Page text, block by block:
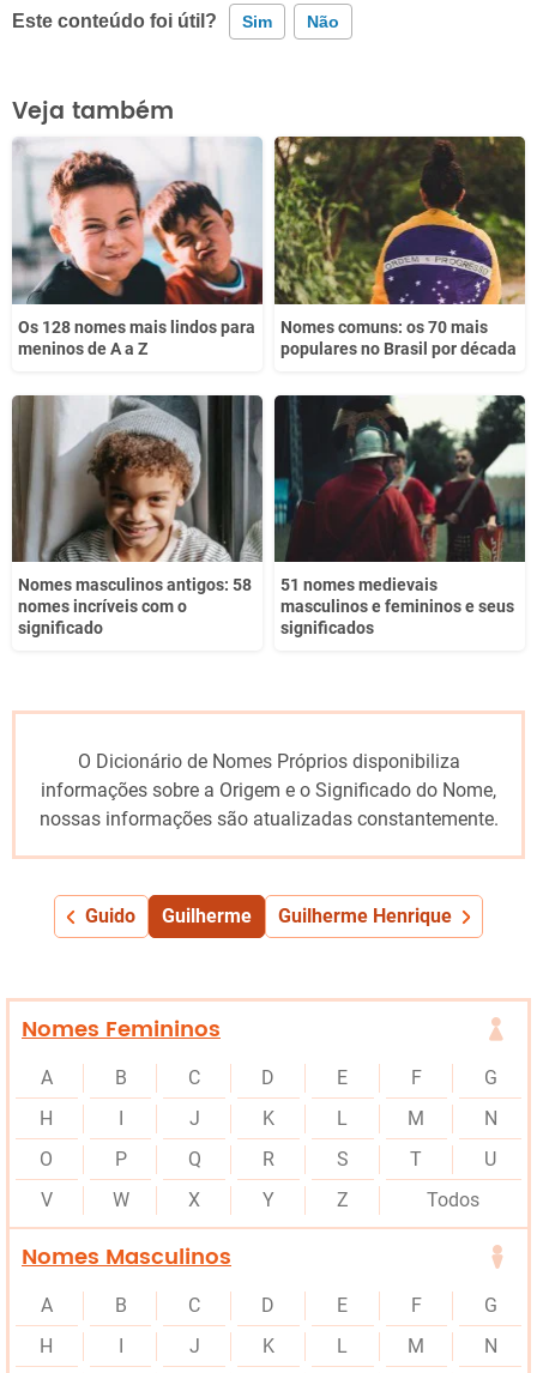
Este conteúdo foi útil? Sim Não
Este conteúdo contém informação incorreta
Este conteúdo não tem a informação que procuro
Outro
Veja também
Os 128 nomes mais lindos para
meninos de A a Z
Nomes comuns: os 70 mais
populares no Brasil por década
Nomes masculinos antigos: 58
nomes incríveis com o
significado
51 nomes medievais
masculinos e femininos e seus
significados
O Dicionário de Nomes Próprios disponibiliza
informações sobre a Origem e o Significado do Nome,
nossas informações são atualizadas constantemente.
Guido Guilherme Guilherme Henrique
Nomes Femininos
A B C D E F
G
H
I J K L M
N
O
P Q R S T
U
V
W X Y Z Todos
Nomes Masculinos
A B C D E F
G
H
I J K L M
N